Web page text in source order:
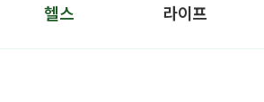
헬스 라이프